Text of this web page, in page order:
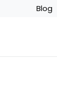
Blog